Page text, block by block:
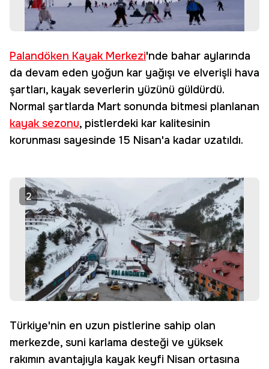
Palandöken Kayak Merkezi'nde bahar aylarında
da devam eden yoğun kar yağışı ve elverişli hava
şartları, kayak severlerin yüzünü güldürdü.
Normal şartlarda Mart sonunda bitmesi planlanan
kayak sezonu, pistlerdeki kar kalitesinin
korunması sayesinde 15 Nisan'a kadar uzatıldı.
2
Türkiye'nin en uzun pistlerine sahip olan
merkezde, suni karlama desteği ve yüksek
rakımın avantajıyla kayak keyfi Nisan ortasına